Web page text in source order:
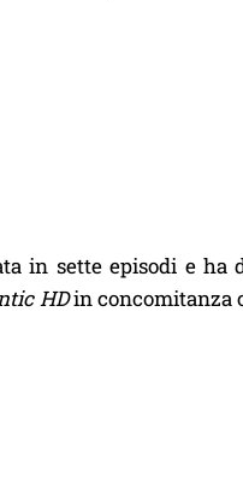
in sette episodi e ha
HDin concomitanza